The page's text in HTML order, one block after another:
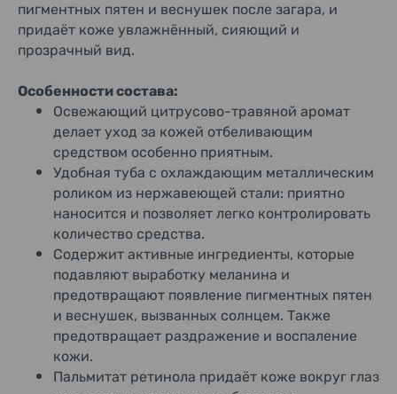
пигментных пятен и веснушек после загара, и
придаёт коже увлажнённый, сияющий и
прозрачный вид.
Особенности состава:
Освежающий цитрусово-травяной аромат
делает уход за кожей отбеливающим
средством особенно приятным.
Удобная туба с охлаждающим металлическим
роликом из нержавеющей стали: приятно
наносится и позволяет легко контролировать
количество средства.
Содержит активные ингредиенты, которые
подавляют выработку меланина и
предотвращают появление пигментных пятен
и веснушек, вызванных солнцем. Также
предотвращает раздражение и воспаление
кожи.
Пальмитат ретинола придаёт коже вокруг глаз